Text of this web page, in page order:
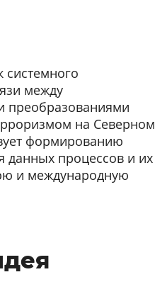
системного
между
преобразованиями
на Северном
формированию
данных процессов и их
и международную